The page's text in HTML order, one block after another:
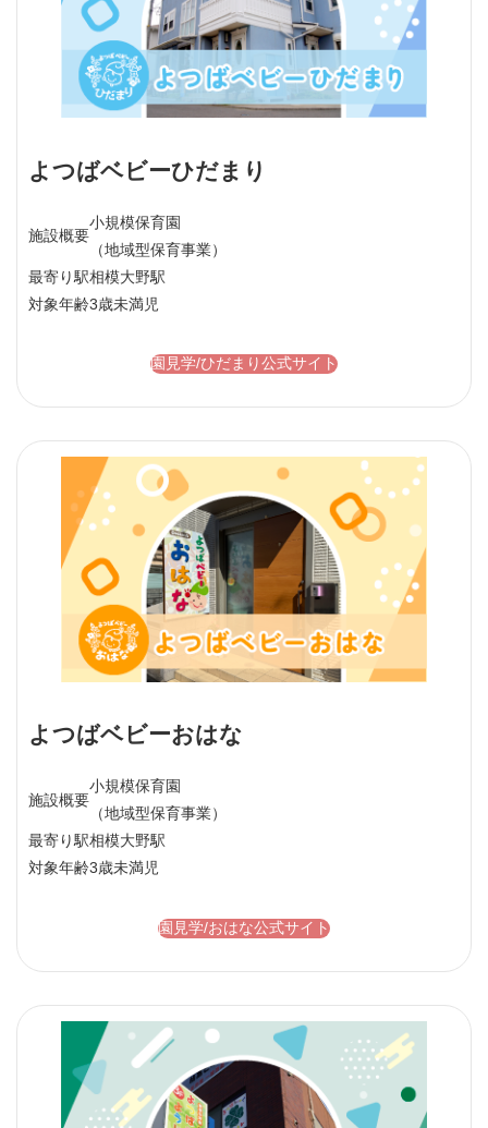
よつばベビーひだまり
施設概要
小規模保育園
（地域型保育事業）
最寄り駅相模大野駅
対象年齢3歳未満児
園見学/ひだまり公式サイト
よつばベビーおはな
施設概要
小規模保育園
（地域型保育事業）
最寄り駅相模大野駅
対象年齢3歳未満児
園見学/おはな公式サイト